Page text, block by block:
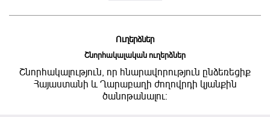
Ուղերձներ
Շնորհակալական ուղերձներ
Շնորհակալություն, որ հնարավորություն ընձեռեցիք
Հայաստանի և Ղարաբաղի ժողովրդի կյանքին
ծանոթանալու: